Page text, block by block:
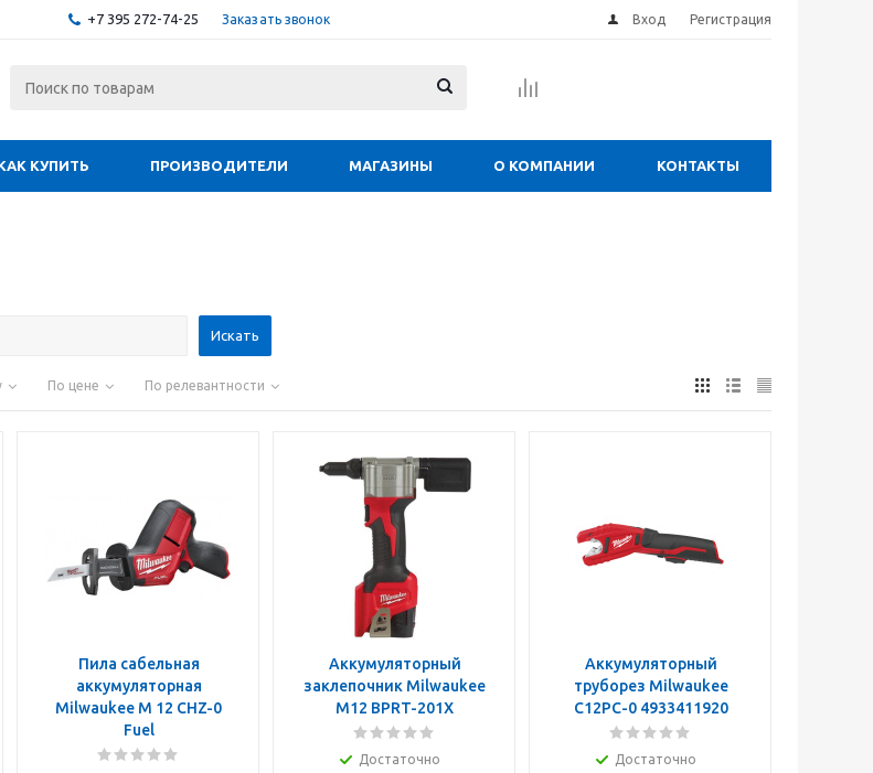
+7 395 272-74-25 Заказать звонок Вход Регистрация
КУПИТЬ ПРОИЗВОДИТЕЛИ МАГАЗИНЫ О КОМПАНИИ КОНТАКТЫ
По цене По релевантности
Пила сабельная
аккумуляторная
Milwaukee M 12 CHZ-0
Fuel
Аккумуляторный
заклепочник Milwaukee
M12 BPRT-201X
Достаточно
Аккумуляторный
труборез Milwaukee
C12PC-0 4933411920
Достаточно